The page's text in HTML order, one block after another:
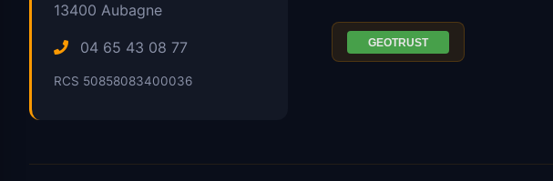
13400 Aubagne
04 65 43 08 77
RCS 50858083400036